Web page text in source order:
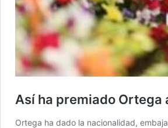
Así ha premiado Ortega
Ortega ha dado la nacionalidad,